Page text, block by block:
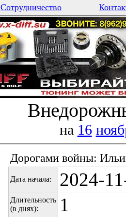
Сотрудничество
на 16
Дорогами войны:
Дата начала: 2024-
Длительность
(в днях):
1